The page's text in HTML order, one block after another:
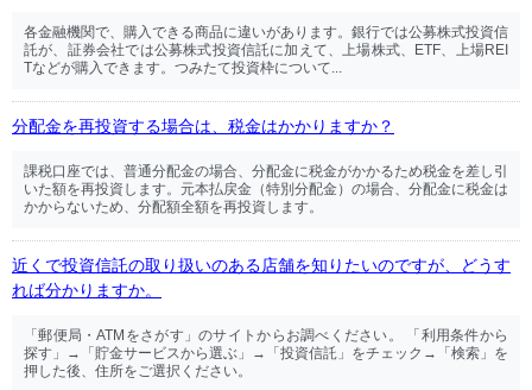
各金融機関で、購入できる商品に違いがあります。銀行では公募株式投資信
託が、証券会社では公募株式投資信託に加えて、上場株式、ETF、上場REI
Tなどが購入できます。つみたて投資枠について...
分配金を再投資する場合は、税金はかかりますか？
課税口座では、普通分配金の場合、分配金に税金がかかるため税金を差し引
いた額を再投資します。元本払戻金（特別分配金）の場合、分配金に税金は
かからないため、分配額全額を再投資します。
近くで投資信託の取り扱いのある店舗を知りたいのですが、どうす
れば分かりますか。
「郵便局・ATMをさがす」のサイトからお調べください。 「利用条件から
探す」→「貯金サービスから選ぶ」→「投資信託」をチェック→「検索」を
押した後、住所をご選択ください。